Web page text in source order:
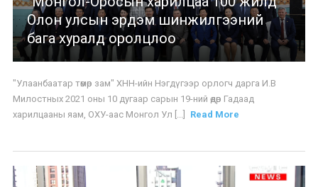
Олон улсын эрдэм шинжилгээний
бага хуралд оролцлоо
"Улаанбаатар төмөр зам" ХНН-ийн Нэгдүгээр орлогч дарга И.В
Милостных 2021 оны 10 дугаар сарын 19-ний өдөр Гадаад
харилцааны яам, ОХУ-аас Монгол Ул [...]
Read More